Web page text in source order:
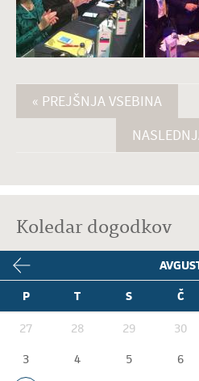
« PREJŠNJA VSEBINA
Koledar dogodkov
P
T S Č
27 28 29 30
3
4 5 6